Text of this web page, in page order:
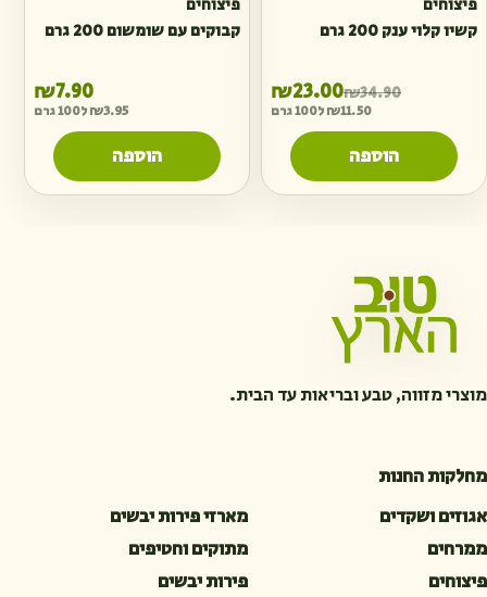
פיצוחים
קשיו קלוי ענק 200 גרם
₪34.90 המחיר המקורי היה: ₪34.90.₪23.00 המחיר הנוכחי הוא: ₪23.00.
₪11.50 ל100 גרם
הוספה
פיצוחים
קבוקים עם שומשום 200 גרם
₪7.90
₪3.95 ל100 גרם
הוספה
מוצרי מזווה, טבע ובריאות עד הבית.
מחלקות החנות
אגוזים ושקדים
מארזי פירות יבשים
ממרחים
מתוקים וחטיפים
פיצוחים
פירות יבשים